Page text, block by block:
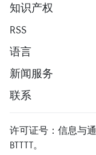
知识产权
RSS
语言
新闻服务
联系
许可证号：信息与
BTTTT。